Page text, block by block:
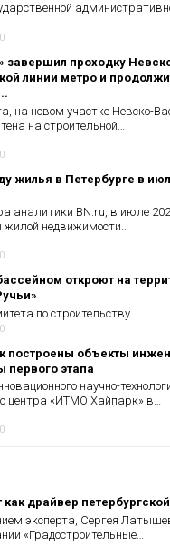
проходку
линии метро и
на новом участке Невско-
на строительной…
жилья в Петербурге в
аналитики BN.ru, в июле
жилой недвижимости…
откроют на
по строительству
построены объекты
первого этапа
научно-
центра «ИТМО Хайпарк» в…
драйвер
эксперта, Сергея
«Градостроительные…